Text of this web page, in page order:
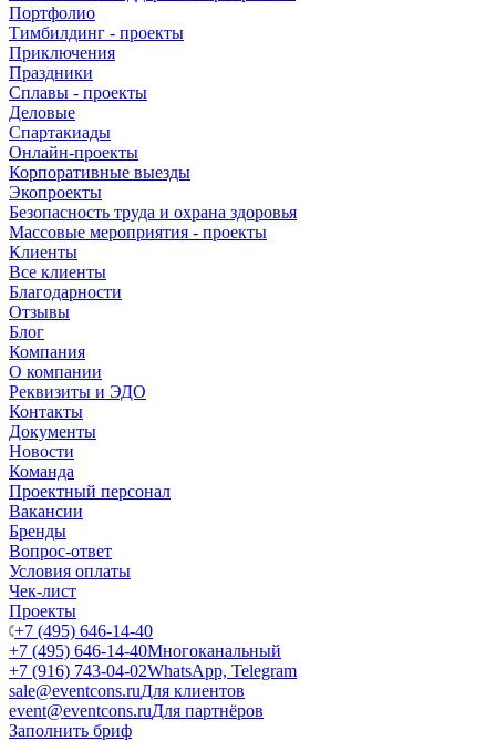
Портфолио
Тимбилдинг - проекты
Приключения
Праздники
Сплавы - проекты
Деловые
Спартакиады
Онлайн-проекты
Корпоративные выезды
Экопроекты
Безопасность труда и охрана здоровья
Массовые мероприятия - проекты
Клиенты
Все клиенты
Благодарности
Отзывы
Блог
Компания
О компании
Реквизиты и ЭДО
Контакты
Документы
Новости
Команда
Проектный персонал
Вакансии
Бренды
Вопрос-ответ
Условия оплаты
Чек-лист
Проекты
+7 (495) 646-14-40
+7 (495) 646-14-40Многоканальный
+7 (916) 743-04-02WhatsApp, Telegram
sale@eventcons.ruДля клиентов
event@eventcons.ruДля партнёров
Заполнить бриф